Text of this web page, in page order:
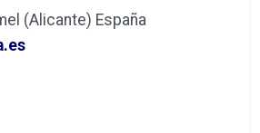
(Alicante) España